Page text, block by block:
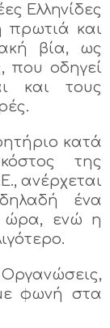
Ελληνίδες
πρωτιά και
βία, ως
που οδηγεί
και τους
κατά
της
ανέρχεται
ένα
ώρα, ενώ η
Οργανώσεις,
φωνή στα